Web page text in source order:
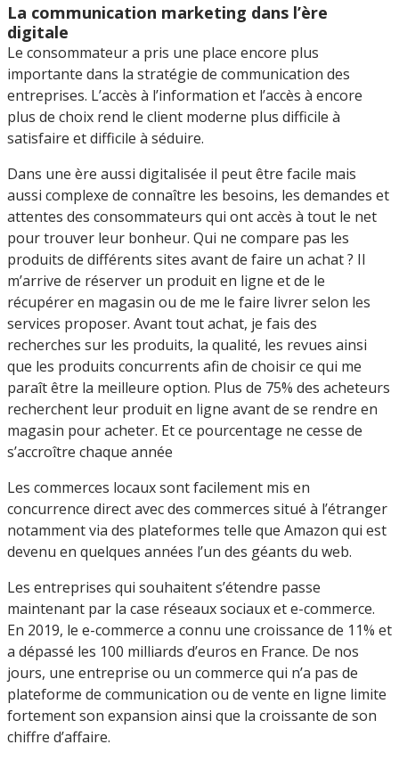
La communication marketing dans l’ère
digitale
Le consommateur a pris une place encore plus
importante dans la stratégie de communication des
entreprises. L’accès à l’information et l’accès à encore
plus de choix rend le client moderne plus difficile à
satisfaire et difficile à séduire.
Dans une ère aussi digitalisée il peut être facile mais
aussi complexe de connaître les besoins, les demandes et
attentes des consommateurs qui ont accès à tout le net
pour trouver leur bonheur. Qui ne compare pas les
produits de différents sites avant de faire un achat ? Il
m’arrive de réserver un produit en ligne et de le
récupérer en magasin ou de me le faire livrer selon les
services proposer. Avant tout achat, je fais des
recherches sur les produits, la qualité, les revues ainsi
que les produits concurrents afin de choisir ce qui me
paraît être la meilleure option. Plus de 75% des acheteurs
recherchent leur produit en ligne avant de se rendre en
magasin pour acheter. Et ce pourcentage ne cesse de
s’accroître chaque année
Les commerces locaux sont facilement mis en
concurrence direct avec des commerces situé à l’étranger
notamment via des plateformes telle que Amazon qui est
devenu en quelques années l’un des géants du web.
Les entreprises qui souhaitent s’étendre passe
maintenant par la case réseaux sociaux et e-commerce.
En 2019, le e-commerce a connu une croissance de 11% et
a dépassé les 100 milliards d’euros en France. De nos
jours, une entreprise ou un commerce qui n’a pas de
plateforme de communication ou de vente en ligne limite
fortement son expansion ainsi que la croissante de son
chiffre d’affaire.